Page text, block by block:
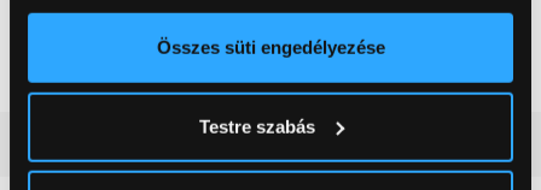
elhelyezkedéséről pár méteres pontossággal
Az Ön készülékén beazonosítása annak konkrét
módjairól és adja meg preferenciáit aRészletek
pontban. Bármikor módosíthatja vagy visszavonhatja a
Összes süti engedélyezése
Testre szabás
XA546CWEGWW)
10 999 Ft